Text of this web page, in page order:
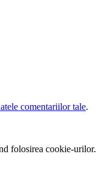
comentariilor tale.
folosirea cookie-urilor.